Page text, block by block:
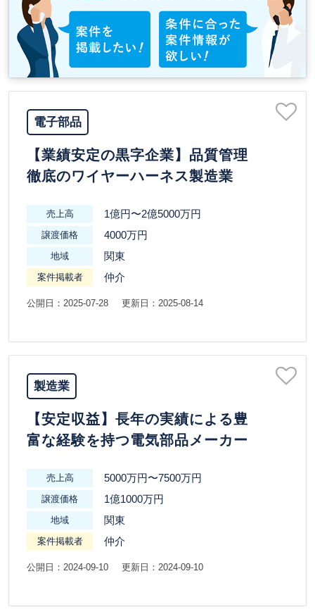
電子部品
【業績安定の黒字企業】品質管理
徹底のワイヤーハーネス製造業
売上高 1億円〜2億5000万円
譲渡価格 4000万円
地域 関東
案件掲載者 仲介
公開日：2025-07-28 更新日：2025-08-14
製造業
【安定収益】長年の実績による豊
富な経験を持つ電気部品メーカー
売上高 5000万円〜7500万円
譲渡価格 1億1000万円
地域 関東
案件掲載者 仲介
公開日：2024-09-10 更新日：2024-09-10